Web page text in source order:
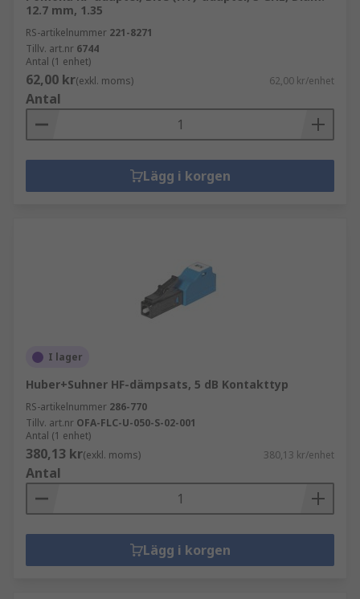
12.7 mm, 1.35
RS-artikelnummer 221-8271
Tillv. art.nr 6744
Antal (1 enhet)
62,00 kr(exkl. moms) 62,00 kr/enhet
Antal
Lägg i korgen
I lager
Huber+Suhner HF-dämpsats, 5 dB Kontakttyp
RS-artikelnummer 286-770
Tillv. art.nr OFA-FLC-U-050-S-02-001
Antal (1 enhet)
380,13 kr(exkl. moms) 380,13 kr/enhet
Antal
Lägg i korgen